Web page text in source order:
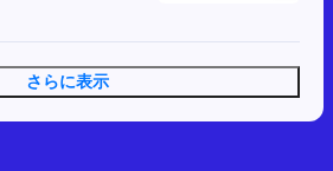
さらに表示